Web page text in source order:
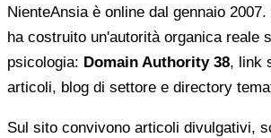
NienteAnsia è online dal gennaio
ha costruito un'autorità organica reale
psicologia: Domain Authority 38, link
articoli, blog di settore e directory
Sul sito convivono articoli divulgativi,